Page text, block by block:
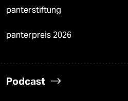
panterstiftung
panterpreis 2026
Podcast